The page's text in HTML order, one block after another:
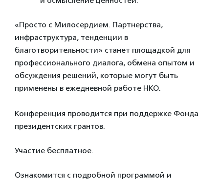
«Просто с Милосердием. Партнерства,
инфраструктура, тенденции в
благотворительности» станет площадкой для
профессионального диалога, обмена опытом и
обсуждения решений, которые могут быть
применены в ежедневной работе НКО.
Конференция проводится при поддержке Фонда
президентских грантов.
Участие бесплатное.
Ознакомится с подробной программой и